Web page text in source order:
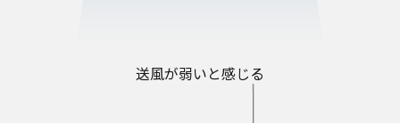
送風が弱いと感じる